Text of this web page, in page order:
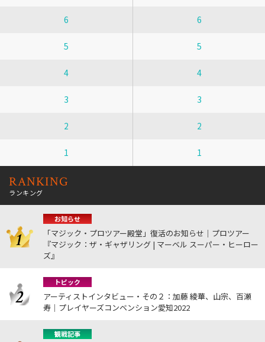
6 6
5 5
4 4
3 3
2 2
1 1
RANKING
ランキング
お知らせ
「マジック・プロツアー殿堂」復活のお知らせ｜プロツアー
『マジック：ザ・ギャザリング | マーベル スーパー・ヒーロー
ズ』
トピック
アーティストインタビュー・その２：加藤 綾華、山宗、百瀬
寿｜プレイヤーズコンベンション愛知2022
観戦記事